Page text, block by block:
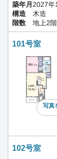
築年月 2027年
構造
木造
階数
地上2階
101号室
写真
102号室